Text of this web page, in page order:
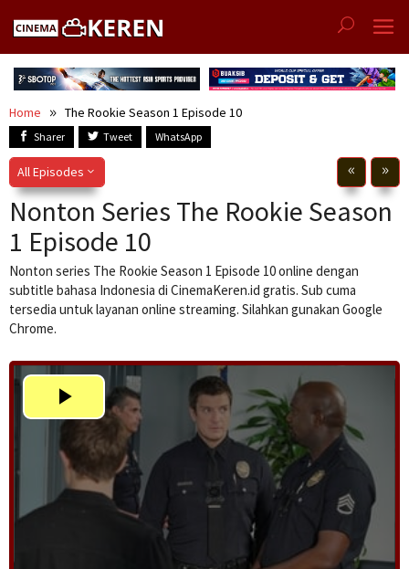
Home The Rookie Season 1 Episode 10
Sharer Tweet WhatsApp
All Episodes
Nonton Series The Rookie Season
1 Episode 10
Nonton series The Rookie Season 1 Episode 10 online dengan
subtitle bahasa Indonesia di CinemaKeren.id gratis. Sub cuma
tersedia untuk layanan online streaming. Silahkan gunakan Google
Chrome.
Play
Video